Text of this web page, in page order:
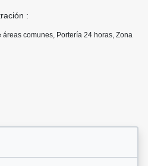
:
comunes, Portería 24 horas, Zona